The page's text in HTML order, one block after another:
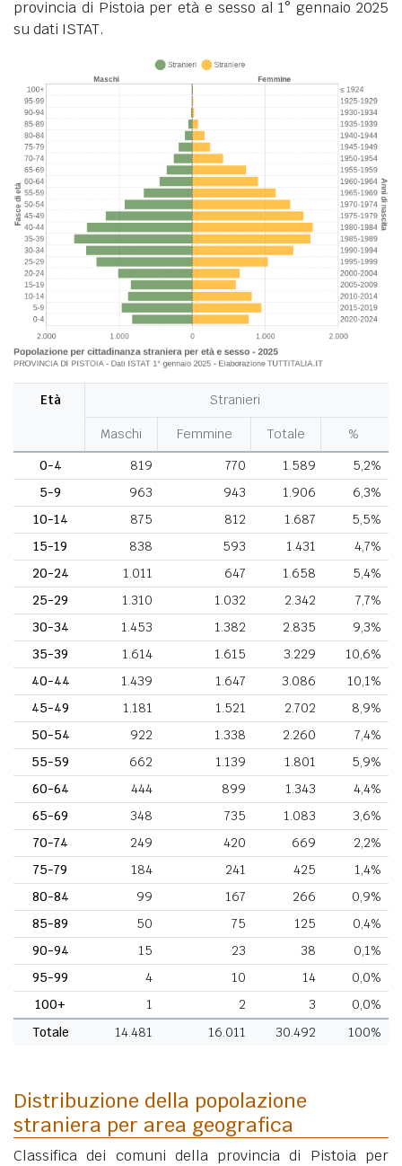
provincia di Pistoia per età e sesso al 1° gennaio 2025
su dati ISTAT.
Età Stranieri
Maschi Femmine Totale
%
0-4
819 770 1.589
5,2%
5-9
963 943 1.906
6,3%
10-14
875 812 1.687
5,5%
15-19
838 593 1.431
4,7%
20-24
1.011 647 1.658
5,4%
25-29
1.310 1.032 2.342
7,7%
30-34
1.453 1.382 2.835
9,3%
35-39
1.614 1.615 3.229
10,6%
40-44
1.439 1.647 3.086
10,1%
45-49
1.181 1.521 2.702
8,9%
50-54
922 1.338 2.260
7,4%
55-59
662 1.139 1.801
5,9%
60-64
444 899 1.343
4,4%
65-69
348 735 1.083
3,6%
70-74
249 420 669
2,2%
75-79
184 241 425
1,4%
80-84
99 167 266
0,9%
85-89
50 75 125
0,4%
90-94
15 23 38
0,1%
95-99
4 10 14
0,0%
100+
1 2 3
0,0%
Totale
14.481 16.011 30.492 100%
Distribuzione della popolazione
straniera per area geografica
Classifica dei comuni della provincia di Pistoia per